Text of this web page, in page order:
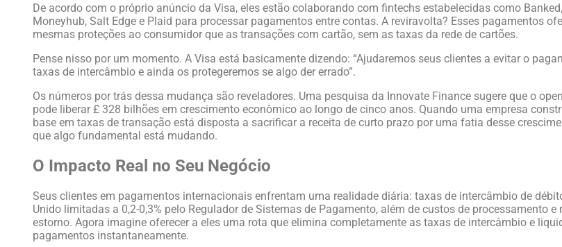
De acordo com o próprio anúncio da Visa, eles estão colaborando com fintechs estabelecidas como
Moneyhub, Salt Edge e Plaid para processar pagamentos entre contas. A reviravolta? Esses pagamentos
mesmas proteções ao consumidor que as transações com cartão, sem as taxas da rede de cartões.
Pense nisso por um momento. A Visa está basicamente dizendo: “Ajudaremos seus clientes a evitar o
taxas de intercâmbio e ainda os protegeremos se algo der errado”.
Os números por trás dessa mudança são reveladores. Uma pesquisa da Innovate Finance sugere que o
pode liberar £ 328 bilhões em crescimento econômico ao longo de cinco anos. Quando uma empresa
base em taxas de transação está disposta a sacrificar a receita de curto prazo por uma fatia desse
que algo fundamental está mudando.
O Impacto Real no Seu Negócio
Seus clientes em pagamentos internacionais enfrentam uma realidade diária: taxas de intercâmbio de
Unido limitadas a 0,2-0,3% pelo Regulador de Sistemas de Pagamento, além de custos de processamento e
estorno. Agora imagine oferecer a eles uma rota que elimina completamente as taxas de intercâmbio e
pagamentos instantaneamente.